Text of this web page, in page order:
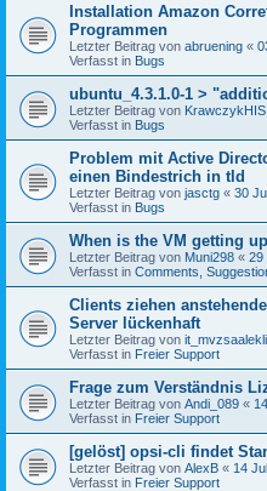
Installation Amazon
Programmen
Letzter Beitrag von abruening «
Verfasst in Bugs
ubuntu_4.3.1.0-1 >
Letzter Beitrag von KrawczykHIS
Verfasst in Bugs
Problem mit Active
einen Bindestrich in tld
Letzter Beitrag von jasctg « 30
Verfasst in Bugs
When is the VM getting
Letzter Beitrag von Muni298 « 29
Verfasst in Comments,
Clients ziehen
Server lückenhaft
Letzter Beitrag von
Verfasst in Freier Support
Frage zum Verständnis
Letzter Beitrag von Andi_089 «
Verfasst in Freier Support
[gelöst] opsi-cli findet
Letzter Beitrag von AlexB « 14
Verfasst in Freier Support